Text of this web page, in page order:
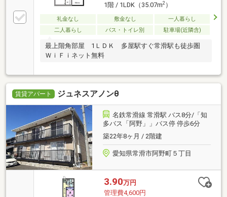
1階 / 1LDK（35.07m2）
礼金なし 敷金なし
一人暮らし
二人暮らし
バス・トイレ別 駐車場(近隣含)
最上階角部屋 1ＬＤＫ 多屋駅すぐ常滑駅も徒歩圏
ＷｉＦｉネット無料
賃貸アパート ジュネスアノンθ
名鉄常滑線 常滑駅 バス8分/「知
多バス「阿野」」バス停 停歩6分
築22年8ヶ月 / 2階建
愛知県常滑市阿野町５丁目
3.90万円
管理費4,600円